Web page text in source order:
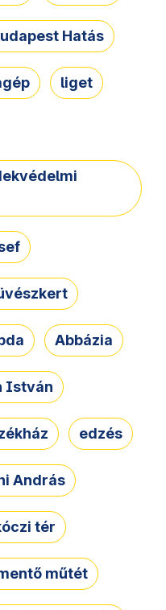
Hatás
liget
Abbázia
István
edzés
András
tér
műtét